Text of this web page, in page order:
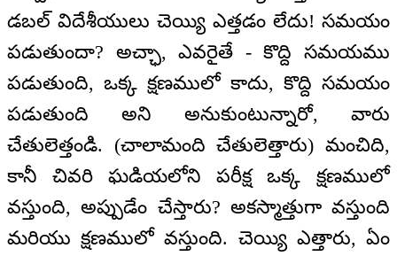
డబల్ విదేశీయులు చెయ్యి ఎత్తడం లేదు! సమయం
పడుతుందా? అచ్ఛా, ఎవరైతే - కొద్ది సమయము
పడుతుంది, ఒక్క క్షణములో కాదు, కొద్ది సమయం
పడుతుంది అని అనుకుంటున్నారో, వారు
చేతులెత్తండి. (చాలామంది చేతులెత్తారు) మంచిది,
కానీ చివరి ఘడియలోని పరీక్ష ఒక్క క్షణములో
వస్తుంది, అప్పుడేం చేస్తారు? అకస్మాత్తుగా వస్తుంది
మరియు క్షణములో వస్తుంది. చెయ్యి ఎత్తారు, ఏం